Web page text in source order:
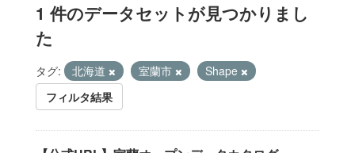
1 件のデータセットが見つかりまし
た
タグ: 北海道 室蘭市
Shape
フィルタ結果